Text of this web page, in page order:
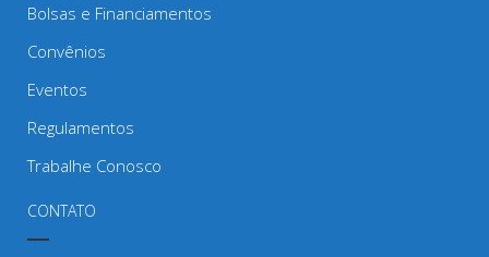
Bolsas e Financiamentos
Convênios
Eventos
Regulamentos
Trabalhe Conosco
CONTATO